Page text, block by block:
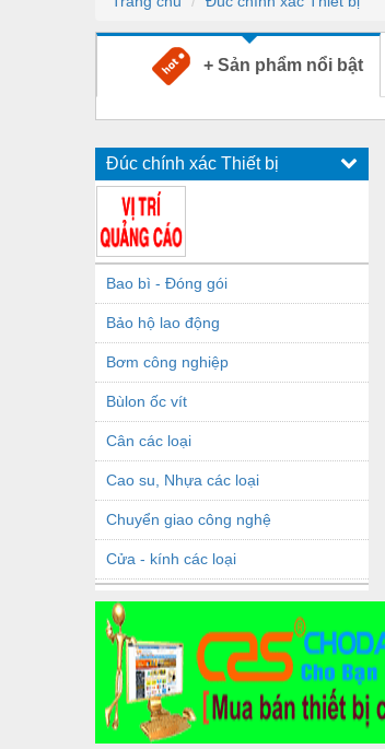
+ Sản phẩm nổi bật
Đúc chính xác Thiết bị
Bao bì - Đóng gói
Bảo hộ lao động
Bơm công nghiệp
Bùlon ốc vít
Cân các loại
Cao su, Nhựa các loại
Chuyển giao công nghệ
Cửa - kính các loại
Dầu khí - Thiết bị
Dây chuyền sản xuất
Dệt may - Thiết bị
Dầu mỡ công nghiệp